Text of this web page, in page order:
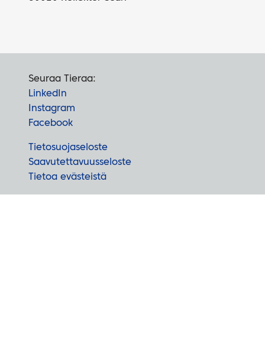
Seuraa Tieraa:
LinkedIn
Instagram
Facebook
Tietosuojaseloste
Saavutettavuusseloste
Tietoa evästeistä